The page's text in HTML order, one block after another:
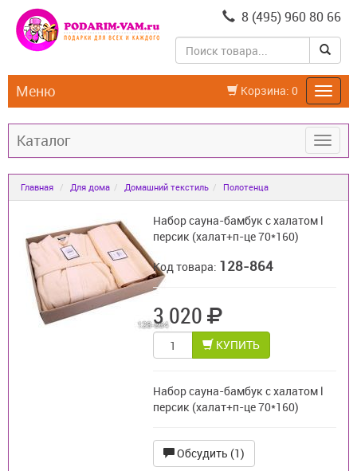
8 (495) 960 80 66
Корзина: 0
Меню
Каталог
Главная Для дома Домашний текстиль Полотенца
Набор сауна-бамбук с халатом l
персик (халат+п-це 70*160)
Код товара: 128-864
3 020
КУПИТЬ
Набор сауна-бамбук с халатом l
персик (халат+п-це 70*160)
Обсудить (1)